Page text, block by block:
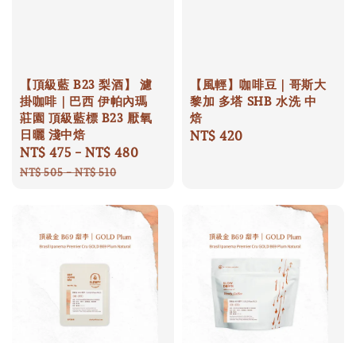
【頂級藍 B23 梨酒】 濾
掛咖啡｜巴西 伊帕內瑪
莊園 頂級藍標 B23 厭氧
日曬 淺中焙
Sale
price
NT$ 475 -NT$ 480
NT$ 505-NT$ 510
【風輕】咖啡豆｜哥斯大
黎加 多塔 SHB 水洗 中
焙
Regular
NT$ 420